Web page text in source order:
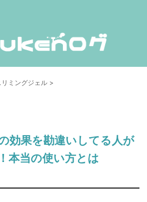
リミングジェル >
効果を勘違いしてる人が
本当の使い方とは